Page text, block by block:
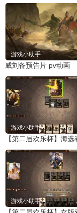
游戏小助手
威刘备预告片 pv动画
游戏小助手
游戏小助手